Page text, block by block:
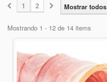
DROGUERÍA Mostrar todos
1 2
Mostrando 1 - 12 de 14 items